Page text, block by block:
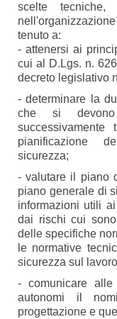
scelte
tenuto a:
- attenersi ai
cui al D.Lgs. n.
decreto legislativo
- determinare la
che si devono
pianificazione
sicurezza;
- valutare il piano
piano generale di
informazioni utili
dai rischi cui
delle specifiche
le normative
sicurezza sul
- comunicare
autonomi il
progettazione e